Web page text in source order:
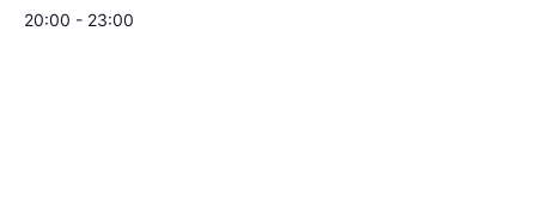
20:00 - 23:00